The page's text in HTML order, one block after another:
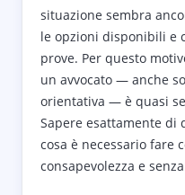
situazione sembra
le opzioni disponibili e
prove. Per questo
un avvocato — anche
orientativa — è quasi
Sapere esattamente di
cosa è necessario fare
consapevolezza e